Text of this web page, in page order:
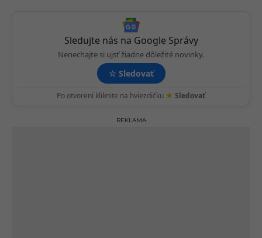
Sledujte nás na Google Správy
Nenechajte si ujsť žiadne dôležité novinky.
☆ Sledovať
Po otvorení kliknite na hviezdičku ★ Sledovať
REKLAMA